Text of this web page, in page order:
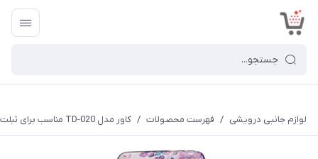
لوازم جانبی درویشی / فهرست محصولات / کاور مدل TD-020 مناسب برای تبلت لنوو A3300